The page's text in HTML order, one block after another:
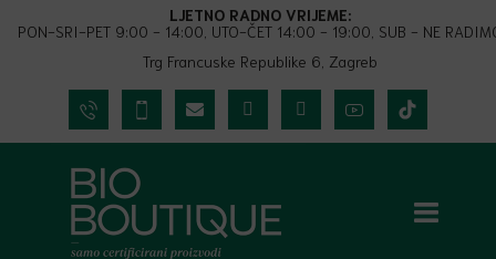
LJETNO RADNO VRIJEME:
PON-SRI-PET 9:00 - 14:00, UTO-ČET 14:00 - 19:00, SUB - NE
Trg Francuske Republike 6, Zagreb